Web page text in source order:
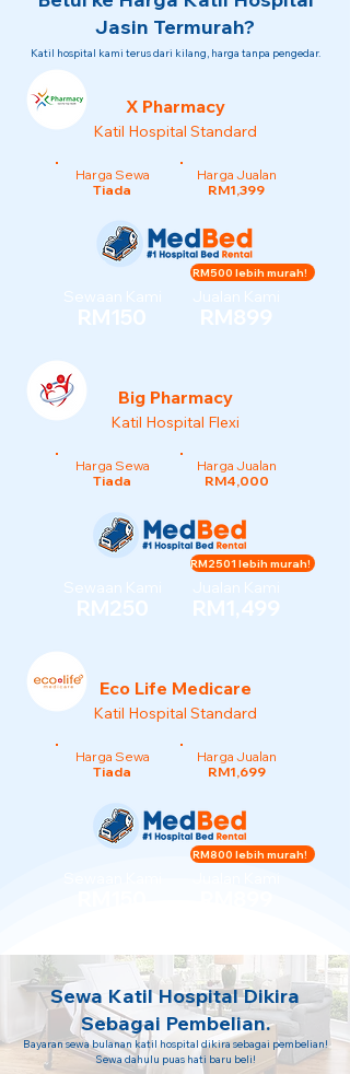
Jasin Termurah?
Katil hospital kami terus dari kilang, harga tanpa pengedar.
X Pharmacy
Katil Hospital Standard
Harga Sewa
Tiada
Harga Jualan
RM1,399
Sewaan Kami
RM150
Jualan Kami
RM899
RM500 lebih murah!
Big Pharmacy
Katil Hospital Flexi
Harga Sewa
Tiada
Harga Jualan
RM4,000
Sewaan Kami
RM250
Jualan Kami
RM1,499
RM2501 lebih murah!
Eco Life Medicare
Katil Hospital Standard
Harga Sewa
Tiada
Harga Jualan
RM1,699
RM800 lebih murah!
Sewa Katil Hospital Dikira
Sebagai Pembelian.
Bayaran sewa bulanan katil hospital dikira sebagai pembelian!
Sewa dahulu puas hati baru beli!